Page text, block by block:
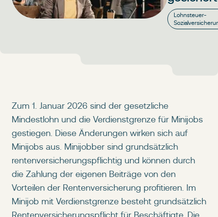
Lohnsteuer-
Zum 1. Januar 2026 sind der gesetzliche
Mindestlohn und die Verdienstgrenze für Minijobs
gestiegen. Diese Änderungen wirken sich auf
Minijobs aus. Minijobber sind grundsätzlich
rentenversicherungspflichtig und können durch
die Zahlung der eigenen Beiträge von den
Vorteilen der Rentenversicherung profitieren. Im
Minijob mit Verdienstgrenze besteht grundsätzlich
Rentenversicherungspflicht für Beschäftigte. Die